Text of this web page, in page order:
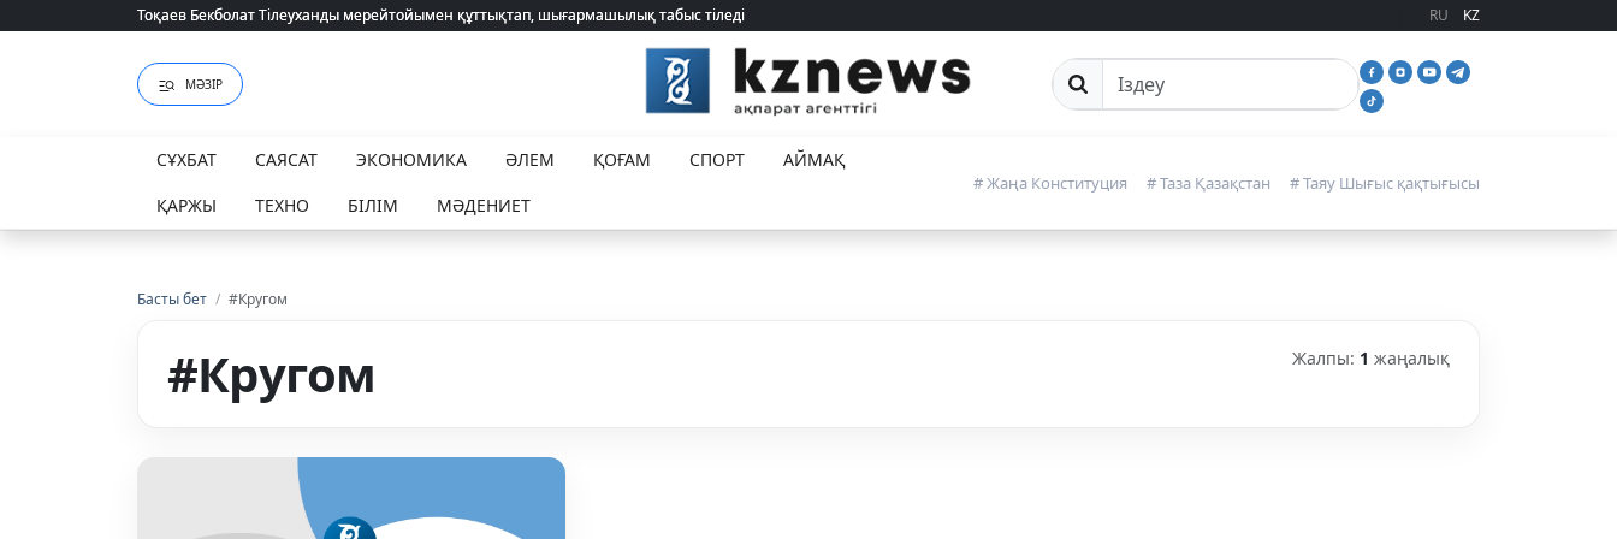
Тоқаев Бекболат Тілеуханды мерейтойымен құттықтап, шығармашылық табыс тіледі
Тоқаев Бекболат Тілеуханды мерейтойымен құттықтап, шығармашылық табыс тіледі RU KZ
МӘЗІР Сайттан іздеу
СҰХБАТ САЯСАТ ЭКОНОМИКА ӘЛЕМ ҚОҒАМ СПОРТ
АЙМАҚ
ҚАРЖЫ
ТЕХНО БІЛІМ МӘДЕНИЕТ
# Жаңа Конституция # Таза Қазақстан # Таяу Шығыс қақтығысы
Басты бет / #Кругом
#Кругом Жалпы: 1 жаңалық